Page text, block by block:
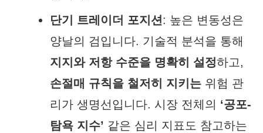
단기 트레이더 포지션 : 높은 변동성은
양날의 검입니다. 기술적 분석을 통해
지지와 저항 수준을 명확히 설정하고,
손절매 규칙을 철저히 지키는 위험 관
리가 생명선입니다. 시장 전체의 ‘공포-
탐욕 지수’ 같은 심리 지표도 참고하는